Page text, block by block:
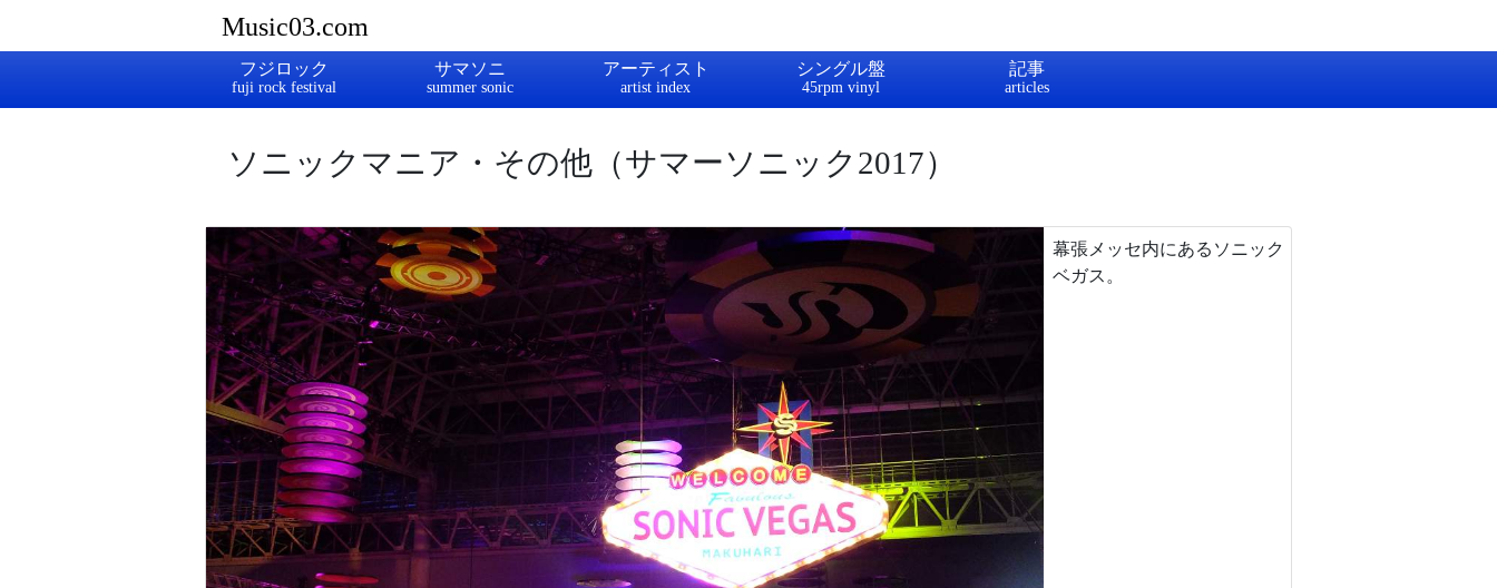
Music03.com
フジロック サマソニ アーティスト シングル盤 記事
ソニックマニア・その他（サマーソニック2017）
幕張メッセ内にあるソニック
ベガス。